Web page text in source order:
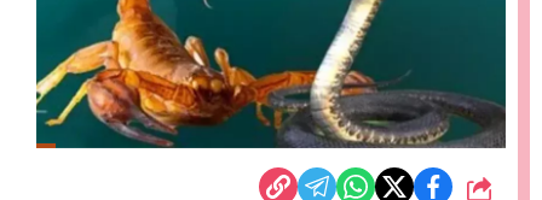
شارك